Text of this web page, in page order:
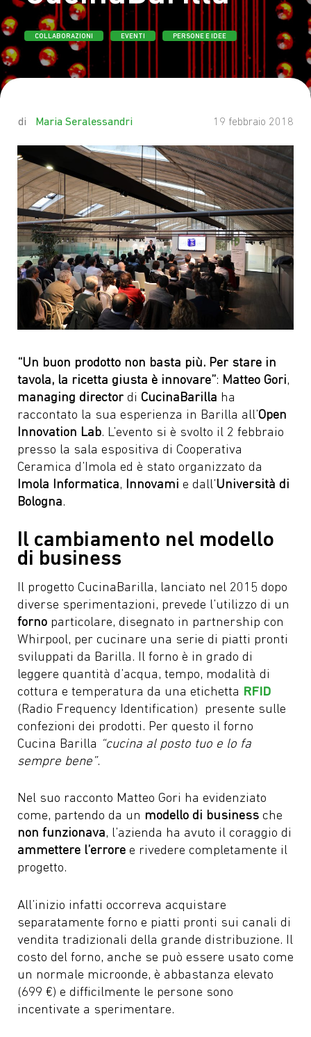
COLLABORAZIONI EVENTI PERSONE E IDEE
by Maria Seralessandri 19 febbraio 2018
“Un buon prodotto non basta più. Per stare in
tavola, la ricetta giusta è innovare”: Matteo Gori,
managing director di CucinaBarilla ha
raccontato la sua esperienza in Barilla all’Open
Innovation Lab. L’evento si è svolto il 2 febbraio
presso la sala espositiva di Cooperativa
Ceramica d’Imola ed è stato organizzato da
Imola Informatica, Innovami e dall’Università di
Bologna.
Il cambiamento nel modello
di business
Il progetto CucinaBarilla, lanciato nel 2015 dopo
diverse sperimentazioni, prevede l’utilizzo di un
forno particolare, disegnato in partnership con
Whirpool, per cucinare una serie di piatti pronti
sviluppati da Barilla. Il forno è in grado di
leggere quantità d’acqua, tempo, modalità di
cottura e temperatura da una etichetta RFID
(Radio Frequency Identification) presente sulle
confezioni dei prodotti. Per questo il forno
Cucina Barilla “cucina al posto tuo e lo fa
sempre bene”.
Nel suo racconto Matteo Gori ha evidenziato
come, partendo da un modello di business che
non funzionava, l’azienda ha avuto il coraggio di
ammettere l’errore e rivedere completamente il
progetto.
All’inizio infatti occorreva acquistare
separatamente forno e piatti pronti sui canali di
vendita tradizionali della grande distribuzione. Il
costo del forno, anche se può essere usato come
un normale microonde, è abbastanza elevato
(699 €) e difficilmente le persone sono
incentivate a sperimentare.